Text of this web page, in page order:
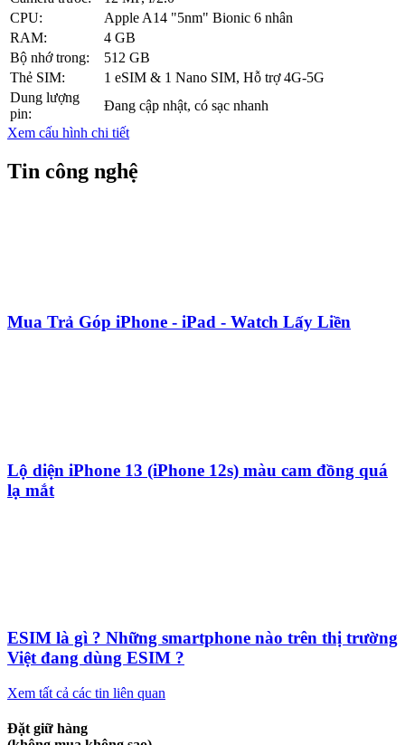
CPU:
Apple A14 "5nm" Bionic 6 nhân
RAM:
4 GB
Bộ nhớ trong:
512 GB
Thẻ SIM:
1 eSIM & 1 Nano SIM, Hỗ trợ 4G-5G
Dung lượng
pin:
Đang cập nhật, có sạc nhanh
Xem cấu hình chi tiết
Tin công nghệ
Mua Trả Góp iPhone - iPad - Watch Lấy Liền
Lộ diện iPhone 13 (iPhone 12s) màu cam đồng quá
lạ mắt
ESIM là gì ? Những smartphone nào trên thị trường
Việt đang dùng ESIM ?
Xem tất cả các tin liên quan
Đặt giữ hàng